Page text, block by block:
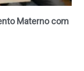
Materno com